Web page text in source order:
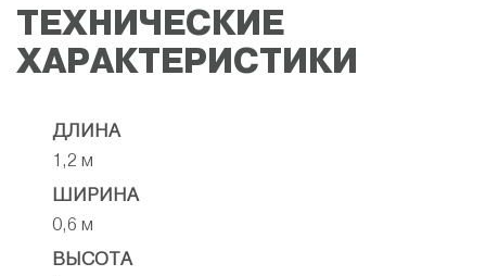
ТЕХНИЧЕСКИЕ
ХАРАКТЕРИСТИКИ
ДЛИНА
1,2 м
ШИРИНА
0,6 м
ВЫСОТА